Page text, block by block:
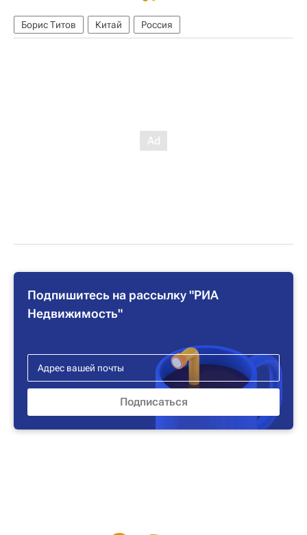
Борис Титов Китай Россия
Подпишитесь на рассылку "РИА
Недвижимость"